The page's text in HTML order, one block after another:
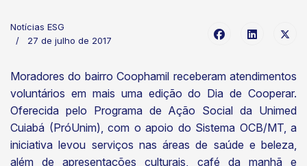
Notícias ESG
27 de julho de 2017
Moradores do bairro Coophamil receberam atendimentos
voluntários em mais uma edição do Dia de Cooperar.
Oferecida pelo Programa de Ação Social da Unimed
Cuiabá (PróUnim), com o apoio do Sistema OCB/MT, a
iniciativa levou serviços nas áreas de saúde e beleza,
além de apresentações culturais, café da manhã e